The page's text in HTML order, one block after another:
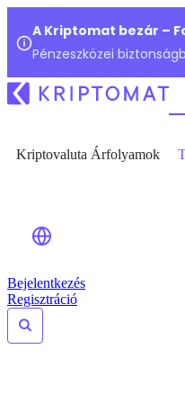
A Kriptomat bezár –
Pénzeszközei
Kriptovaluta Árfolyamok
Bejelentkezés
Regisztráció